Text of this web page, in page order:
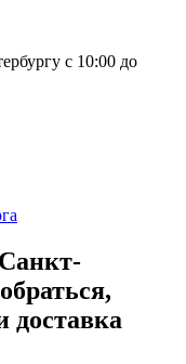
с 10:00 до
доставка